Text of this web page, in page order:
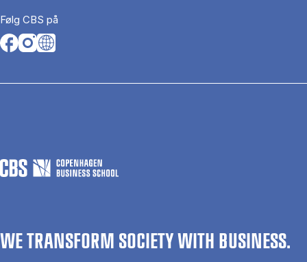
Følg CBS på
Opens in a new tab
Opens in a new tab
Opens in a new tab
WE TRANSFORM SOCIETY WITH BUSINESS.